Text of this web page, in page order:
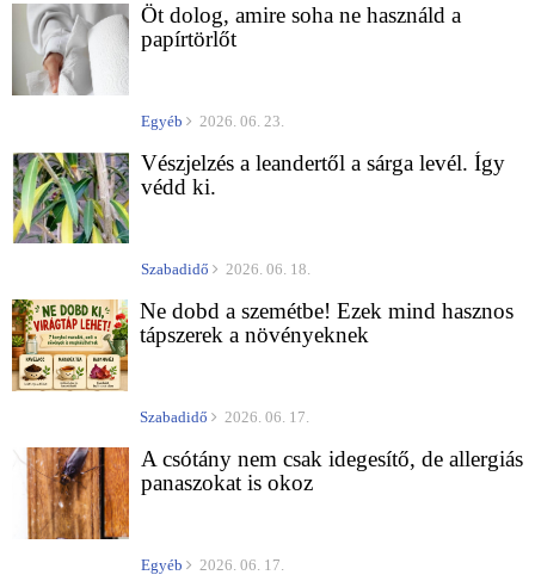
Öt dolog, amire soha ne használd a
papírtörlőt
Egyéb 2026. 06. 23.
Vészjelzés a leandertől a sárga levél. Így
védd ki.
Szabadidő 2026. 06. 18.
Ne dobd a szemétbe! Ezek mind hasznos
tápszerek a növényeknek
Szabadidő 2026. 06. 17.
A csótány nem csak idegesítő, de allergiás
panaszokat is okoz
Egyéb 2026. 06. 17.